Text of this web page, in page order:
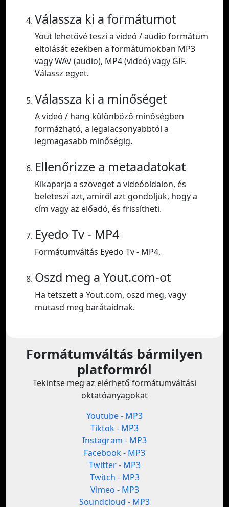
Válassza ki a formátumot
Yout lehetővé teszi a videó / audio formátum
eltolását ezekben a formátumokban MP3
vagy WAV (audio), MP4 (videó) vagy GIF.
Válassz egyet.
Válassza ki a minőséget
A videó / hang különböző minőségben
formázható, a legalacsonyabbtól a
legmagasabb minőségig.
Ellenőrizze a metaadatokat
Kikaparja a szöveget a videóoldalon, és
beleteszi azt, amiről azt gondoljuk, hogy a
cím vagy az előadó, és frissítheti.
Eyedo Tv - MP4
Formátumváltás Eyedo Tv - MP4.
Oszd meg a Yout.com-ot
Ha tetszett a Yout.com, oszd meg, vagy
mutasd meg barátaidnak.
Formátumváltás bármilyen
platformról
Tekintse meg az elérhető formátumváltási
oktatóanyagokat
Youtube - MP3
Tiktok - MP3
Instagram - MP3
Facebook - MP3
Twitter - MP3
Twitch - MP3
Vimeo - MP3
Soundcloud - MP3